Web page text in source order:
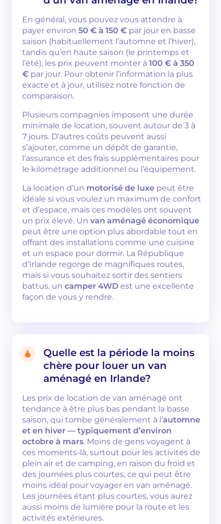
En général, vous pouvez vous attendre à
payer environ 50 € à 150 € par jour en basse
saison (habituellement l’automne et l’hiver),
tandis qu’en haute saison (le printemps et
l’été), les prix peuvent monter à 100 € à 350
€ par jour. Pour obtenir l’information la plus
exacte et à jour, utilisez notre fonction de
comparaison.
Plusieurs compagnies imposent une durée
minimale de location, souvent autour de 3 à
7 jours. D’autres coûts peuvent aussi
s’ajouter, comme un dépôt de garantie,
l’assurance et des frais supplémentaires pour
le kilométrage additionnel ou l’équipement.
La location d’un motorisé de luxe peut être
idéale si vous voulez un maximum de confort
et d’espace, mais ces modèles ont souvent
un prix élevé. Un van aménagé économique
peut être une option plus abordable tout en
offrant des installations comme une cuisine
et un espace pour dormir. La République
d’Irlande regorge de magnifiques routes,
mais si vous souhaitez sortir des sentiers
battus, un camper 4WD est une excellente
façon de vous y rendre.
Quelle est la période la moins
chère pour louer un van
aménagé en Irlande?
Les prix de location de van aménagé ont
tendance à être plus bas pendant la basse
saison, qui tombe généralement à l’automne
et en hiver — typiquement d’environ
octobre à mars. Moins de gens voyagent à
ces moments-là, surtout pour les activités de
plein air et de camping, en raison du froid et
des journées plus courtes, ce qui peut être
moins idéal pour voyager en van aménagé.
Les journées étant plus courtes, vous aurez
aussi moins de lumière pour la route et les
activités extérieures.